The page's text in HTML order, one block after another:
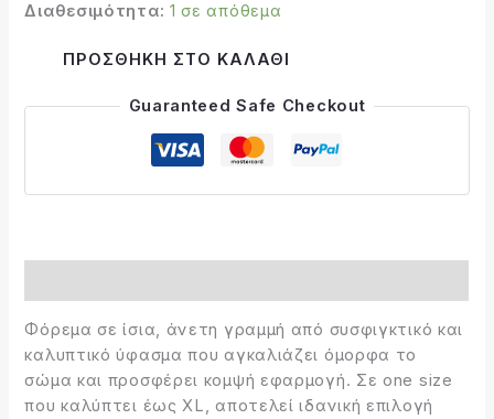
Διαθεσιμότητα: 1 σε απόθεμα
ΠΡΟΣΘΉΚΗ ΣΤΟ ΚΑΛΆΘΙ
Guaranteed Safe Checkout
Φόρεμα σε ίσια, άνετη γραμμή από συσφιγκτικό και
καλυπτικό ύφασμα που αγκαλιάζει όμορφα το
σώμα και προσφέρει κομψή εφαρμογή. Σε one size
που καλύπτει έως XL, αποτελεί ιδανική επιλογή